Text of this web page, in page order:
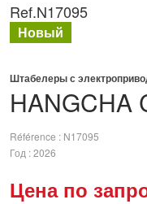
HANGCHA
Штабелеры с
Référence
N17095
Год 2026
Цена по
Ref.N17095
Новый